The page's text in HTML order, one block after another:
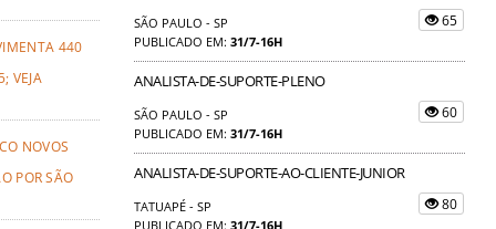
440
VEJA
NOVOS
POR SÃO
SÃO PAULO - SP
PUBLICADO EM: 31/7-16H
65
ANALISTA-DE-SUPORTE-PLENO
SÃO PAULO - SP
PUBLICADO EM: 31/7-16H
60
ANALISTA-DE-SUPORTE-AO-CLIENTE-JUNIOR
TATUAPÉ - SP
PUBLICADO EM: 31/7-16H
80